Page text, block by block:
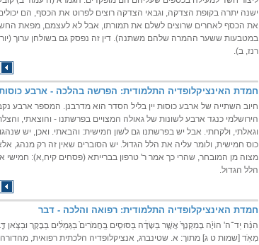
ישנה יתרה בקופת הצדקה, וגבאי הצדקה רוצים לפרוט את הכסף, הם
את הכסף לאחרים שרוצים לשלם את תמורתו, אבל לא לעצמם, מפאת
במטבעות ששער ההמרה שלהם משתנה). דין זה נפסק גם בשולחן ערוך
רנז, ב).
חמדת האינציקלופדיה התלמודית: הפרשה בהלכה - ארבע
חיוב השתייה של ארבע כוסות יין בליל הסדר הוא מדרבנן. המספר ארבע
הירושלמי כנגד ארבע לשונות של גאולה המצויים בפרשתנו - והוצאתי,
וגאלתי, ולקחתי. אבל יש בפרשתנו גם לשון חמישית: והבאתי. ואכן, יש
כוס חמישית, ולומר עליה את הלל הגדול. יש הסוברים שאין זה רק מנהג,
מצוה מן המובחר, שהרי כך אמר ר' טרפון בברייתא (פסחים קיח,א): חמישי
הלל הגדול.
חמדת האינציקלופדיה התלמודית: רפואה והלכה - דבר
הִנֵּ֨ה יַד־ה' הוֹיָ֗ה בְּמִקְנְךָ֙ אֲשֶׁ֣ר בַּשָּׂדֶ֔ה בַּסּוּסִ֤ים בַּֽחֲמֹרִים֙ בַּגְּמַלִּ֔ים בַּבָּקָ֖ר וּבַצֹּ֑אן
מְאֹֽד [שמות ט ג] מתוך: א. שטינברג, אנציקלופדיה הלכתית רפואית,